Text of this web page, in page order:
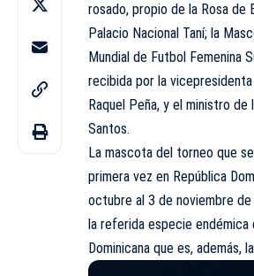
rosado, propio de la Rosa de
Palacio Nacional Taní; la
Mundial de Futbol Femenina
recibida por la
Raquel Peña, y el ministro de
Santos.
La mascota del torneo que
primera vez en República
octubre al 3 de noviembre de
la referida especie endémica
Dominicana que es, además,